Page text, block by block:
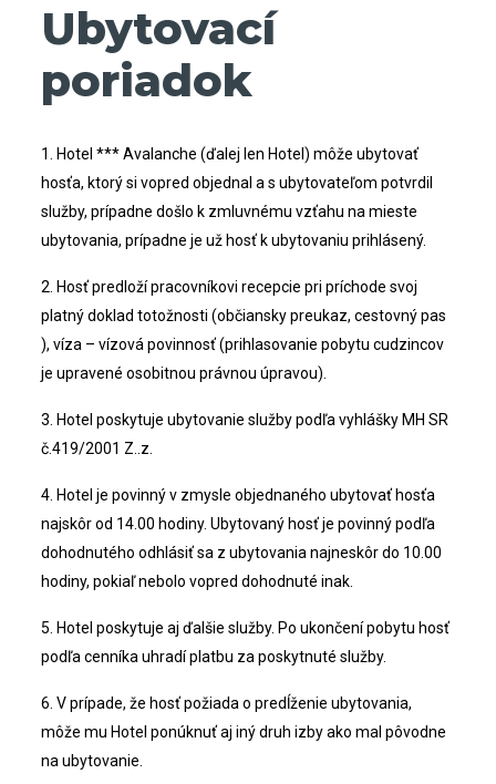
Ubytovací
poriadok
1. Hotel *** Avalanche (ďalej len Hotel) môže ubytovať
hosťa, ktorý si vopred objednal a s ubytovateľom potvrdil
služby, prípadne došlo k zmluvnému vzťahu na mieste
ubytovania, prípadne je už hosť k ubytovaniu prihlásený.
2. Hosť predloží pracovníkovi recepcie pri príchode svoj
platný doklad totožnosti (občiansky preukaz, cestovný pas
), víza – vízová povinnosť (prihlasovanie pobytu cudzincov
je upravené osobitnou právnou úpravou).
3. Hotel poskytuje ubytovanie služby podľa vyhlášky MH SR
č.419/2001 Z..z.
4. Hotel je povinný v zmysle objednaného ubytovať hosťa
najskôr od 14.00 hodiny. Ubytovaný hosť je povinný podľa
dohodnutého odhlásiť sa z ubytovania najneskôr do 10.00
hodiny, pokiaľ nebolo vopred dohodnuté inak.
5. Hotel poskytuje aj ďalšie služby. Po ukončení pobytu hosť
podľa cenníka uhradí platbu za poskytnuté služby.
6. V prípade, že hosť požiada o predĺženie ubytovania,
môže mu Hotel ponúknuť aj iný druh izby ako mal pôvodne
na ubytovanie.